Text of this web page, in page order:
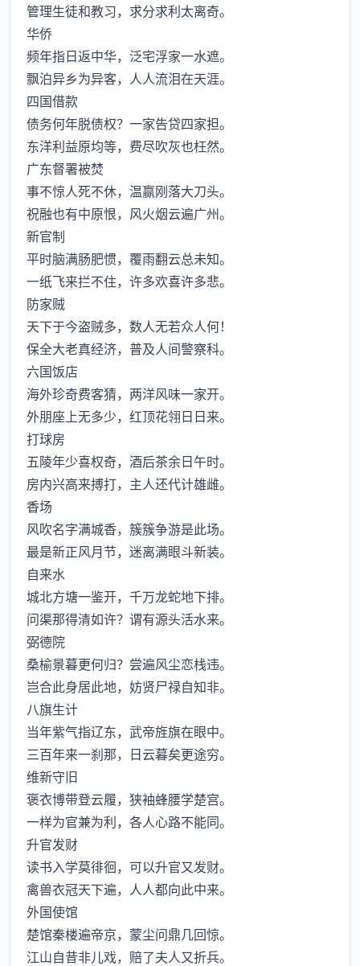
管理生徒和教习，求分求利太离奇。
华侨
频年指日返中华，泛宅浮家一水遮。
飘泊异乡为异客，人人流泪在天涯。
四国借款
债务何年脱债权？一家告贷四家担。
东洋利益原均等，费尽吹灰也枉然。
广东督署被焚
事不惊人死不休，温赢刚落大刀头。
祝融也有中原恨，风火烟云遍广州。
新官制
平时脑满肠肥惯，覆雨翻云总未知。
一纸飞来拦不住，许多欢喜许多悲。
防家贼
天下于今盗贼多，数人无若众人何！
保全大老真经济，普及人间警察科。
六国饭店
海外珍奇费客猜，两洋风味一家开。
外朋座上无多少，红顶花翎日日来。
打球房
五陵年少喜权奇，酒后茶余日午时。
房内兴高来搏打，主人还代计雄雌。
香场
风吹名字满城香，簇簇争游是此场。
最是新正风月节，迷离满眼斗新装。
自来水
城北方塘一鉴开，千万龙蛇地下排。
问渠那得清如许？谓有源头活水来。
弼德院
桑榆景暮更何归？尝遍风尘恋栈违。
岂合此身居此地，妨贤尸禄自知非。
八旗生计
当年紫气指辽东，武帝旌旗在眼中。
三百年来一刹那，日云暮矣更途穷。
维新守旧
褒衣博带登云履，狭袖蜂腰学楚宫。
一样为官兼为利，各人心路不能同。
升官发财
读书入学莫徘徊，可以升官又发财。
禽兽衣冠天下遍，人人都向此中来。
外国使馆
楚馆秦楼遍帝京，蒙尘问鼎几回惊。
江山自昔非儿戏，赔了夫人又折兵。